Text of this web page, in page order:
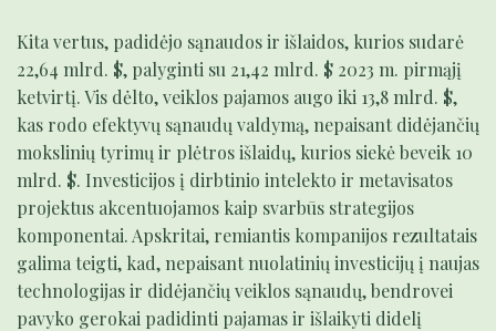
Kita vertus, padidėjo sąnaudos ir išlaidos, kurios sudarė
22,64 mlrd. $, palyginti su 21,42 mlrd. $ 2023 m. pirmąjį
ketvirtį. Vis dėlto, veiklos pajamos augo iki 13,8 mlrd. $,
kas rodo efektyvų sąnaudų valdymą, nepaisant didėjančių
mokslinių tyrimų ir plėtros išlaidų, kurios siekė beveik 10
mlrd. $. Investicijos į dirbtinio intelekto ir metavisatos
projektus akcentuojamos kaip svarbūs strategijos
komponentai. Apskritai, remiantis kompanijos rezultatais
galima teigti, kad, nepaisant nuolatinių investicijų į naujas
technologijas ir didėjančių veiklos sąnaudų, bendrovei
pavyko gerokai padidinti pajamas ir išlaikyti didelį